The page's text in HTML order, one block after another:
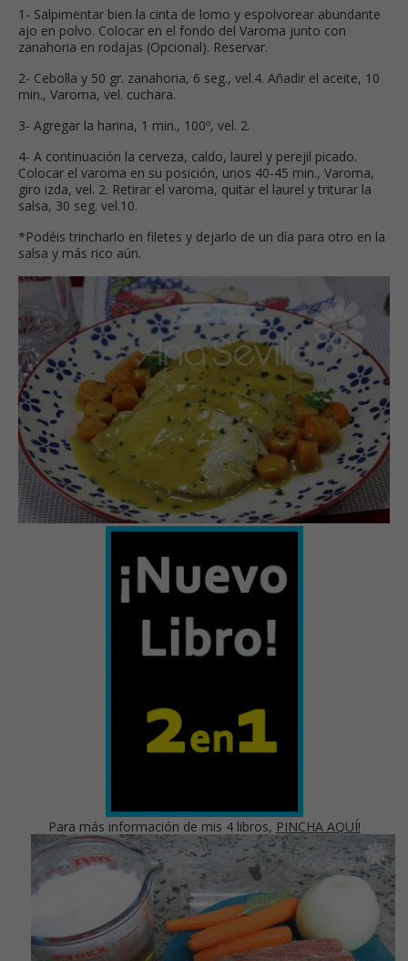
1- Salpimentar bien la cinta de lomo y espolvorear abundante
ajo en polvo. Colocar en el fondo del Varoma junto con
zanahoria en rodajas (Opcional). Reservar.
2- Cebolla y 50 gr. zanahoria, 6 seg., vel.4. Añadir el aceite, 10
min., Varoma, vel. cuchara.
3- Agregar la harina, 1 min., 100º, vel. 2.
4- A continuación la cerveza, caldo, laurel y perejil picado.
Colocar el varoma en su posición, unos 40-45 min., Varoma,
giro izda, vel. 2. Retirar el varoma, quitar el laurel y triturar la
salsa, 30 seg. vel.10.
*Podéis trincharlo en filetes y dejarlo de un día para otro en la
salsa y más rico aún.
Para más información de mis 4 libros, PINCHA AQUÍ!